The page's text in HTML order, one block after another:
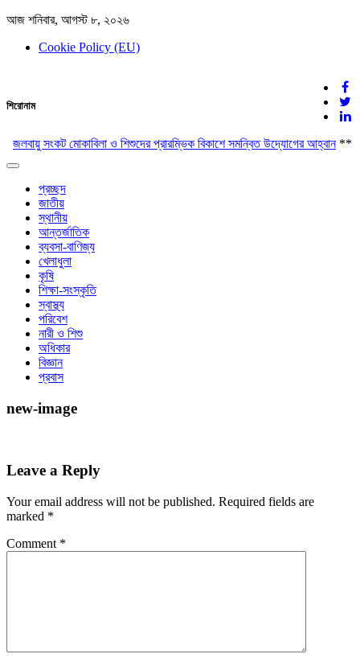
আজ শনিবার, আগস্ট ৮, ২০২৬
Cookie Policy (EU)
দেশের খবর
যুক্ত থাকুন দেশের সঙ্গে
শিরোনাম
জলবায়ু সংকট মোকাবিলা ও শিশুদের প্রারম্ভিক বিকাশে সমন্বিত উদ্যোগের আহ্বান**
Toggle
navigation
প্রচ্ছদ
জাতীয়
স্থানীয়
আন্তর্জাতিক
ব্যবসা-বাণিজ্য
খেলাধুলা
কৃষি
শিক্ষা-সংস্কৃতি
স্বাস্থ্য
পরিবেশ
নারী ও শিশু
অধিকার
বিজ্ঞান
প্রবাস
new-image
Leave a Reply
Your email address will not be published. Required fields are
marked *
Comment *